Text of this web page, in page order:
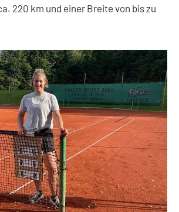
220 km und einer Breite von bis zu